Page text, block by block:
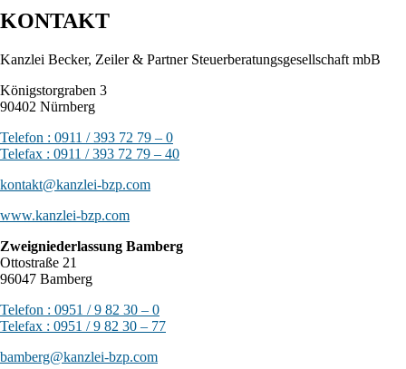
KONTAKT
Kanzlei Becker, Zeiler & Partner Steuerberatungsgesellschaft mbB
Königstorgraben 3
90402 Nürnberg
Telefon : 0911 / 393 72 79 – 0
Telefax : 0911 / 393 72 79 – 40
kontakt@kanzlei-bzp.com
www.kanzlei-bzp.com
Zweigniederlassung Bamberg
Ottostraße 21
96047 Bamberg
Telefon : 0951 / 9 82 30 – 0
Telefax : 0951 / 9 82 30 – 77
bamberg@kanzlei-bzp.com